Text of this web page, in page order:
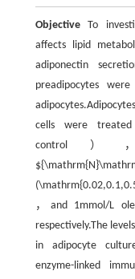
ObjectiveTo
affects lipid
adiponectin
preadipocytes
cells were
control），
，and 1mmol/L
respectively.The
in adipocyte
enzyme-linked